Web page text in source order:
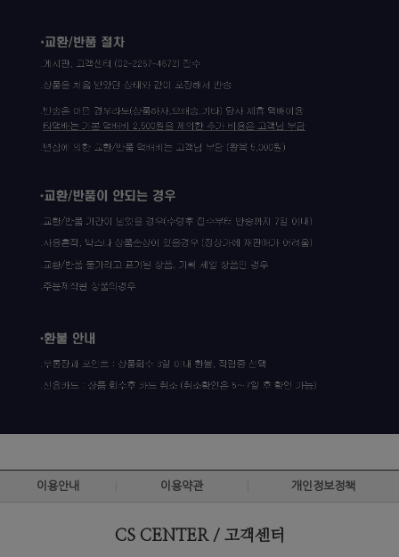
이용안내 이용약관 개인정보정책
CS CENTER / 고객센터